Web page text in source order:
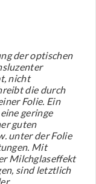
der optischen
nicht
die durch
Folie. Ein
geringe
guten
unter der Folie
Mit
Milchglaseffekt
sind letztlich